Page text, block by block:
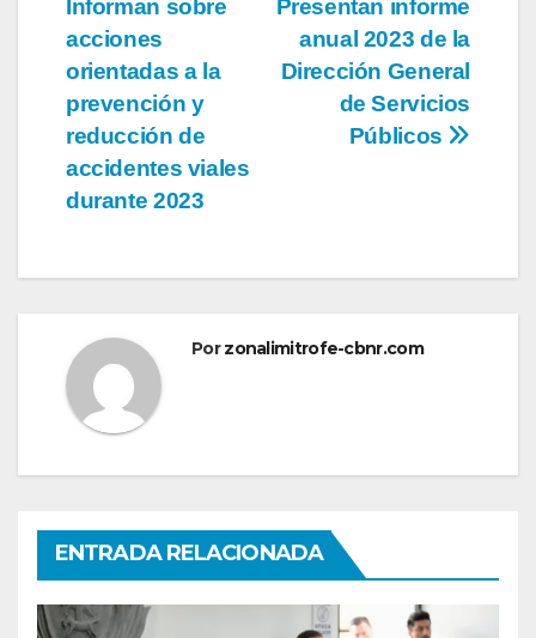
de
entradas
Presentan informe
anual 2023 de la
Dirección General
de Servicios
Públicos
Informan sobre
acciones
orientadas a la
prevención y
reducción de
accidentes viales
durante 2023
Porzonalimitrofe-cbnr.com
ENTRADA RELACIONADA